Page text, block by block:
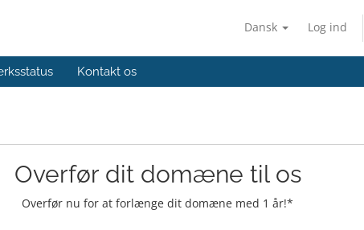
Dansk Log ind
Kontakt os
Overfør dit domæne til os
Overfør nu for at forlænge dit domæne med 1 år!*